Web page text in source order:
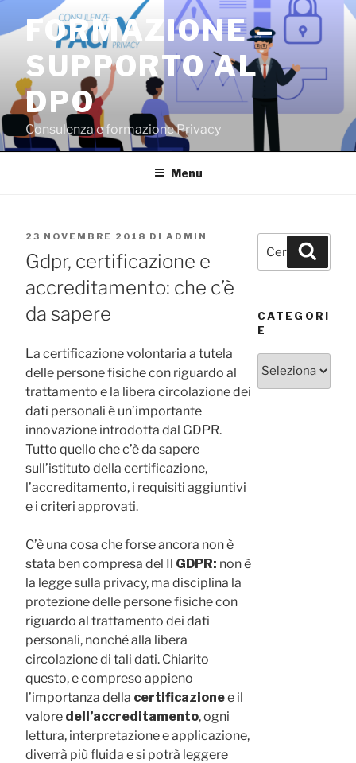
contenuto
FORMAZIONE –
SUPPORTO AL
DPO
Consulenza e formazione Privacy
Menu
PUBBLICATO
IL
23 NOVEMBRE 2018 DI ADMIN
Gdpr, certificazione e
accreditamento: che c’è
da sapere
La certificazione volontaria a tutela
delle persone fisiche con riguardo al
trattamento e la libera circolazione dei
dati personali è un’importante
innovazione introdotta dal GDPR.
Tutto quello che c’è da sapere
sull’istituto della certificazione,
l’accreditamento, i requisiti aggiuntivi
e i criteri approvati.
C’è una cosa che forse ancora non è
stata ben compresa del Il GDPR: non è
la legge sulla privacy, ma disciplina la
protezione delle persone fisiche con
riguardo al trattamento dei dati
personali, nonché alla libera
circolazione di tali dati. Chiarito
questo, e compreso appieno
l’importanza della certificazionee il
valore dell’accreditamento, ogni
lettura, interpretazione e applicazione,
diverrà più fluida e si potrà leggere
Cerca:
CATEGORI
E